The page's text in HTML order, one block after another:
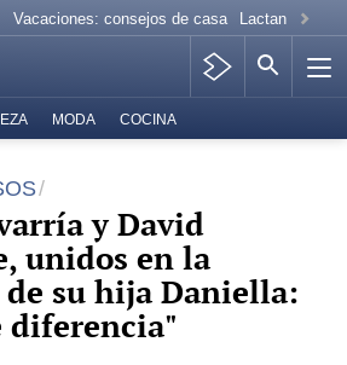
Vacaciones: consejos de casa Lactancia
MODA COCINA
y David
unidos en la
su hija Daniella:
diferencia"